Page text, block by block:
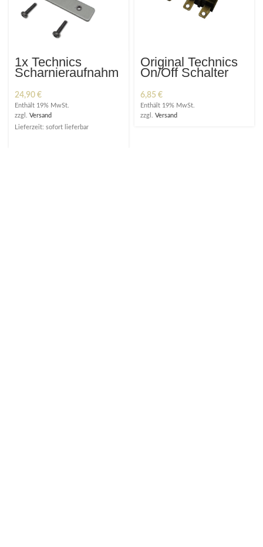
1x Technics
Scharnieraufnahm
Scharnierhalterung
Set Hinge für
Abdeckhaube
24,90 €
Enthält 19% MwSt.
zzgl. Versand
Lieferzeit: sofort lieferbar
Original Technics
On/Off Schalter
6,85 €
Enthält 19% MwSt.
zzgl. Versand